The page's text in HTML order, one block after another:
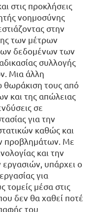
στις προκλήσεις
νοημοσύνης
στην
των μέτρων
δεδομένων των
συλλογής
Μια άλλη
θωράκιση τους από
και της απώλειας
σε
για την
καθώς και
προβλημάτων. Με
και την
υπάρχει ο
για
τομείς μέσα στις
δεν θα χαθεί ποτέ
του